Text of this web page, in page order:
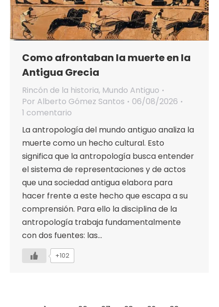
Como afrontaban la muerte en la
Antigua Grecia
Rincón de la historia, Mundo Antiguo
Por Alberto Gómez Santos
06/08/2026
1 comentario
La antropología del mundo antiguo analiza la
muerte como un hecho cultural. Esto
significa que la antropología busca entender
el sistema de representaciones y de actos
que una sociedad antigua elabora para
hacer frente a este hecho que escapa a su
comprensión. Para ello la disciplina de la
antropología trabaja fundamentalmente
con dos fuentes: las…
+102